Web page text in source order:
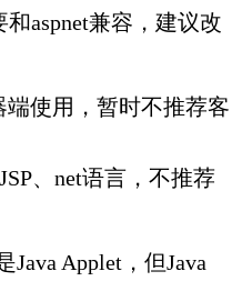
aspnet兼容，建议改
使用，暂时不推荐客
、net语言，不推荐
Java Applet，但Java